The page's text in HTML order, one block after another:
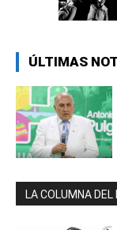
ÚLTIMAS
LA COLUMNA DEL